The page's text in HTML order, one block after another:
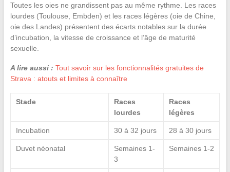
Toutes les oies ne grandissent pas au même rythme. Les races
lourdes (Toulouse, Embden) et les races légères (oie de Chine,
oie des Landes) présentent des écarts notables sur la durée
d’incubation, la vitesse de croissance et l’âge de maturité
sexuelle.
A lire aussi : Tout savoir sur les fonctionnalités gratuites de
Strava : atouts et limites à connaître
Stade
Races
lourdes
Races
légères
Incubation 30 à 32 jours 28 à 30 jours
Duvet néonatal
Semaines 1-
3
Semaines 1-2